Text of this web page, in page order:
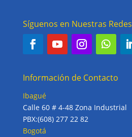
Síguenos en Nuestras Redes
Información de Contacto
Ibagué
Calle 60 # 4-48 Zona Industrial
PBX:(608) 277 22 82
Bogotá